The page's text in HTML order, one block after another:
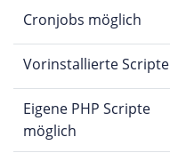
Cronjobs möglich
Vorinstallierte Scripte
Eigene PHP Scripte
möglich